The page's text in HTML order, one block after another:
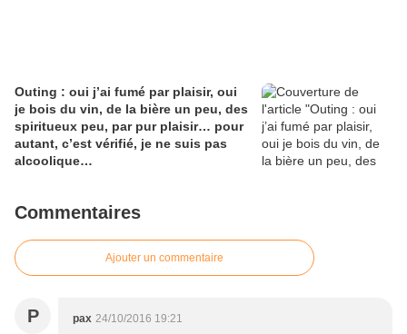
Outing : oui j’ai fumé par plaisir, oui
je bois du vin, de la bière un peu, des
spiritueux peu, par pur plaisir… pour
autant, c’est vérifié, je ne suis pas
alcoolique…
Commentaires
Ajouter un commentaire
P pax 24/10/2016 19:21